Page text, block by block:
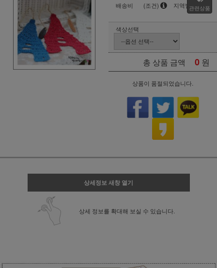
배송비
(조건) 지역별관련상품
색상선택
총 상품 금액 0 원
상품이 품절되었습니다.
상세정보 새창 열기
상세 정보를 확대해 보실 수 있습니다.